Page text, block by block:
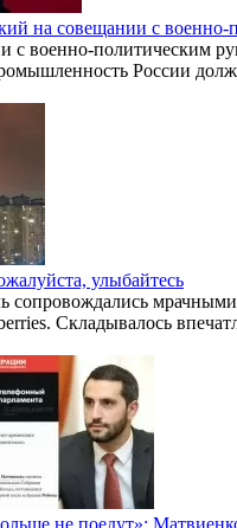
на совещании с
с военно-политическим
России
улыбайтесь
сопровождались
Складывалось